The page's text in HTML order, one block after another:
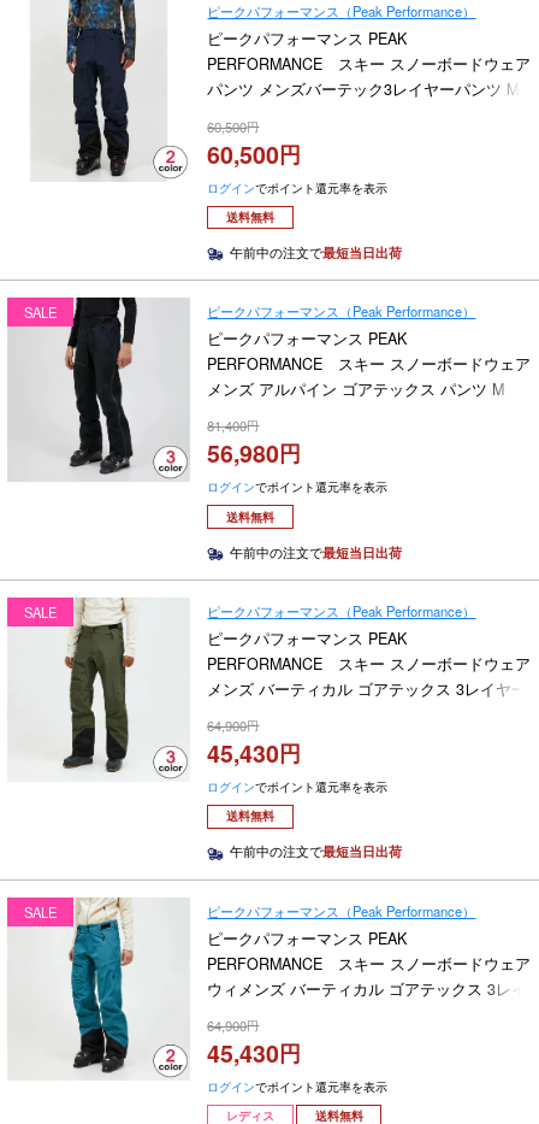
ピークパフォーマンス（Peak Performance）
ピークパフォーマンス PEAK
PERFORMANCE スキー スノーボードウェア
パンツ メンズバーテック3レイヤーパンツ M
60,500
60,500
ログインでポイント還元率を表示
送料無料
午前中の注文で最短当日出荷
SALE ピークパフォーマンス（Peak Performance）
ピークパフォーマンス PEAK
PERFORMANCE スキー スノーボードウェア
メンズ アルパイン ゴアテックス パンツ M
81,400
56,980
ログインでポイント還元率を表示
送料無料
午前中の注文で最短当日出荷
SALE ピークパフォーマンス（Peak Performance）
ピークパフォーマンス PEAK
PERFORMANCE スキー スノーボードウェア
メンズ バーティカル ゴアテックス 3レイヤー
2024-2025
64,900
45,430
ログインでポイント還元率を表示
送料無料
午前中の注文で最短当日出荷
SALE ピークパフォーマンス（Peak Performance）
ピークパフォーマンス PEAK
PERFORMANCE スキー スノーボードウェア
ウィメンズ バーティカル ゴアテックス 3レイ
G80363 2024-2025
64,900
45,430
ログインでポイント還元率を表示
レディス
送料無料